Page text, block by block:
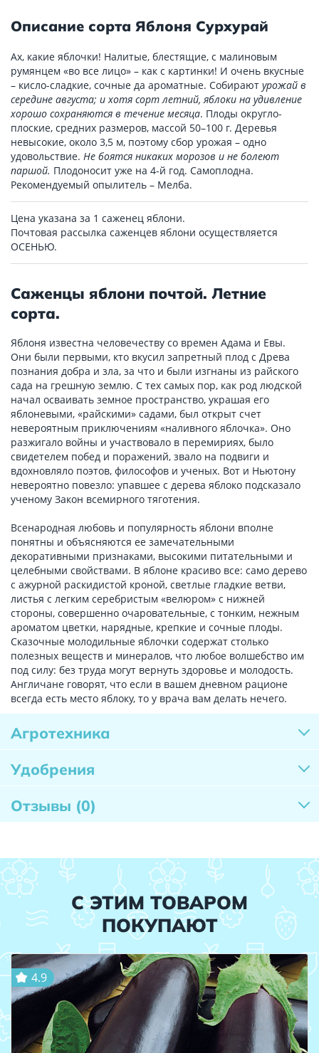
Описание сорта Яблоня Сурхурай
Ах, какие яблочки! Налитые, блестящие, с малиновым
румянцем «во все лицо» – как с картинки! И очень вкусные
– кисло-сладкие, сочные да ароматные. Собирают урожай в
середине августа; и хотя сорт летний, яблоки на удивление
хорошо сохраняются в течение месяца. Плоды округло-
плоские, средних размеров, массой 50–100 г. Деревья
невысокие, около 3,5 м, поэтому сбор урожая – одно
удовольствие. Не боятся никаких морозов и не болеют
паршой. Плодоносит уже на 4-й год. Самоплодна.
Рекомендуемый опылитель – Мелба.
Цена указана за 1 саженец яблони.
Почтовая рассылка саженцев яблони осуществляется
ОСЕНЬЮ.
Саженцы яблони почтой. Летние
сорта.
Яблоня известна человечеству со времен Адама и Евы.
Они были первыми, кто вкусил запретный плод с Древа
познания добра и зла, за что и были изгнаны из райского
сада на грешную землю. С тех самых пор, как род людской
начал осваивать земное пространство, украшая его
яблоневыми, «райскими» садами, был открыт счет
невероятным приключениям «наливного яблочка». Оно
разжигало войны и участвовало в перемириях, было
свидетелем побед и поражений, звало на подвиги и
вдохновляло поэтов, философов и ученых. Вот и Ньютону
невероятно повезло: упавшее с дерева яблоко подсказало
ученому Закон всемирного тяготения.
Всенародная любовь и популярность яблони вполне
понятны и объясняются ее замечательными
декоративными признаками, высокими питательными и
целебными свойствами. В яблоне красиво все: само дерево
с ажурной раскидистой кроной, светлые гладкие ветви,
листья с легким серебристым «велюром» с нижней
стороны, совершенно очаровательные, с тонким, нежным
ароматом цветки, нарядные, крепкие и сочные плоды.
Сказочные молодильные яблочки содержат столько
полезных веществ и минералов, что любое волшебство им
под силу: без труда могут вернуть здоровье и молодость.
Англичане говорят, что если в вашем дневном рационе
всегда есть место яблоку, то у врача вам делать нечего.
Агротехника
Удобрения
Отзывы (0)
С ЭТИМ ТОВАРОМ
ПОКУПАЮТ
4.9